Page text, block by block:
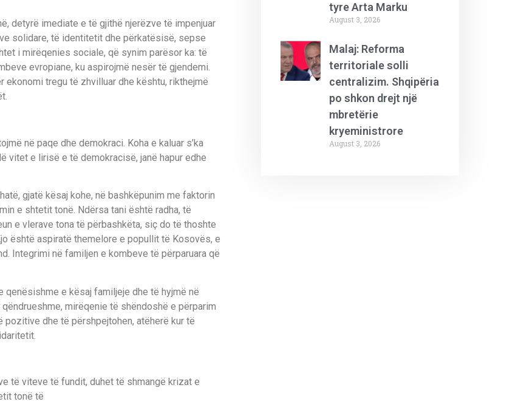
detyrë imediate e të gjithë njerëzve të impenjuar
solidare, të identitetit dhe përkatësisë, sepse
i mirëqenies sociale, që synim parësor ka: të
evropiane, ku aspirojmë nesër të gjendemi.
ekonomi tregu të zhvilluar dhe kështu, rikthejmë
në paqe dhe demokraci. Koha e kaluar s’ka
vitet e lirisë e të demokracisë, janë hapur edhe
gjatë kësaj kohe, në bashkëpunim me faktorin
e shtetit tonë. Ndërsa tani është radha, të
e vlerave tona të përbashkëta, siç do të thoshte
është aspiratë themelore e popullit të Kosovës, e
Integrimi në familjen e kombeve të përparuara që
qenësishme e kësaj familjeje dhe të hyjmë në
mirëqenie të shëndoshë e përparim
pozitive dhe të përshpejtohen, atëherë kur të
të viteve të fundit, duhet të shmangë krizat e
tonë të
tyre Arta Marku
August 3, 2026
Malaj: Reforma
territoriale solli
centralizim. Shqipëria
po shkon drejt një
mbretërie
kryeministrore
August 3, 2026